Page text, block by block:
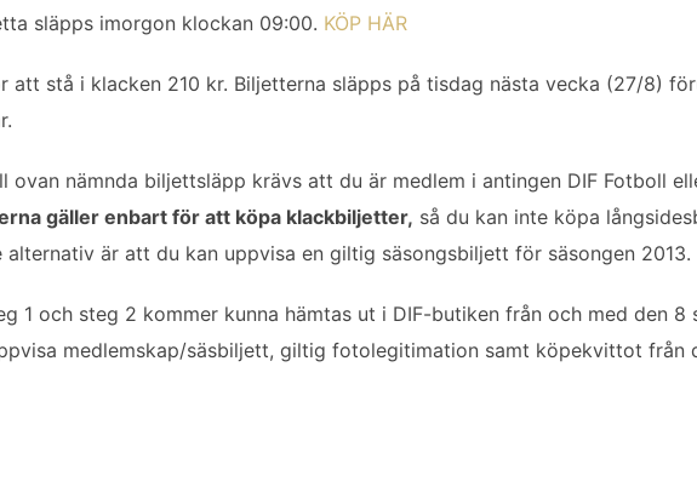
släpps imorgon klockan 09:00. KÖP HÄR
att stå i klacken 210 kr. Biljetterna släpps på tisdag nästa vecka (27/8)
nämnda biljettsläpp krävs att du är medlem i antingen DIF Fotboll
gäller enbart för att köpa klackbiljetter, så du kan inte köpa
är att du kan uppvisa en giltig säsongsbiljett för säsongen 2013.
1 och steg 2 kommer kunna hämtas ut i DIF-butiken från och med den 8
medlemskap/säsbiljett, giltig fotolegitimation samt köpekvittot från